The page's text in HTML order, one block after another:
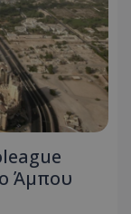
Άμπου